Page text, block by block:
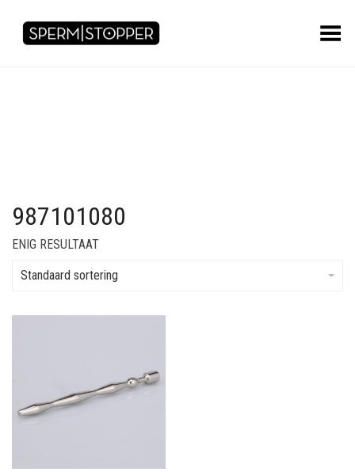
Toggle Menu
987101080
ENIG RESULTAAT
Standaard sortering